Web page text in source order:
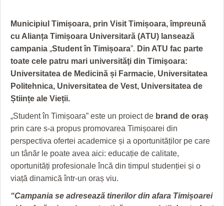
ZIARISTU’ DE TERASĂ
CU OIŞTEA-N KIERKEGAARD
FINANŢĂRI DE LA A LA Z
PE SURSE
UNDE MERGEM
FILME DOCUMENTARE
CLIPURI VIDEO
JOCURI ONLINE
ANUNŢURI
INFO SI UTILE
CULTURA
INVATAMANT
CLIPURI VIDEO
JOCURI ONLINE
Municipiul Timișoara, prin Visit Timișoara, împreună
cu Alianța Timișoara Universitară (ATU) lansează
campania „Student în Timișoara”. Din ATU fac parte
toate cele patru mari universităţi din Timişoara:
Universitatea de Medicină și Farmacie, Universitatea
Politehnica, Universitatea de Vest, Universitatea de
Științe ale Vieții.
„Student în Timișoara” este un proiect de brand de oraș
prin care s-a propus promovarea Timișoarei din
perspectiva ofertei academice și a oportunităților pe care
un tânăr le poate avea aici: educație de calitate,
oportunități profesionale încă din timpul studenției și o
viață dinamică într-un oraș viu.
“Campania se adresează tinerilor din afara Timișoarei